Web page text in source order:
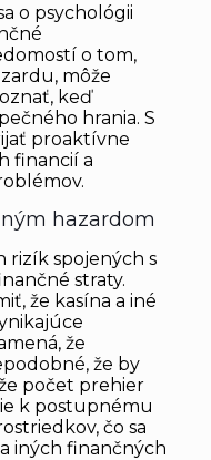
o psychológii
o tom,
môže
keď
hrania. S
proaktívne
financií a
hazardom
rizík spojených s
straty.
že kasína a iné
že
že by
počet prehier
k postupnému
čo sa
iných finančných